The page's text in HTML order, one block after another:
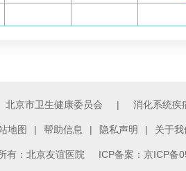
北京市卫生健康委员会 | 消化系统疾
地图 | 帮助信息 | 隐私声明 | 关于我
有：北京友谊医院 ICP备案：京ICP备